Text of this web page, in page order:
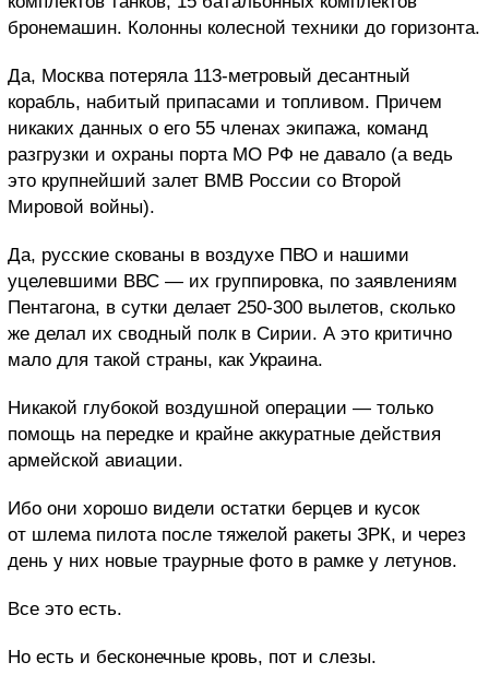
бронемашин. Колонны колесной техники до горизонта.
Да, Москва потеряла 113-метровый десантный
корабль, набитый припасами и топливом. Причем
никаких данных о его 55 членах экипажа, команд
разгрузки и охраны порта МО РФ не давало (а ведь
это крупнейший залет ВМВ России со Второй
Мировой войны).
Да, русские скованы в воздухе ПВО и нашими
уцелевшими ВВС — их группировка, по заявлениям
Пентагона, в сутки делает 250-300 вылетов, сколько
же делал их сводный полк в Сирии. А это критично
мало для такой страны, как Украина.
Никакой глубокой воздушной операции — только
помощь на передке и крайне аккуратные действия
армейской авиации.
Ибо они хорошо видели остатки берцев и кусок
от шлема пилота после тяжелой ракеты ЗРК, и через
день у них новые траурные фото в рамке у летунов.
Все это есть.
Но есть и бесконечные кровь, пот и слезы.